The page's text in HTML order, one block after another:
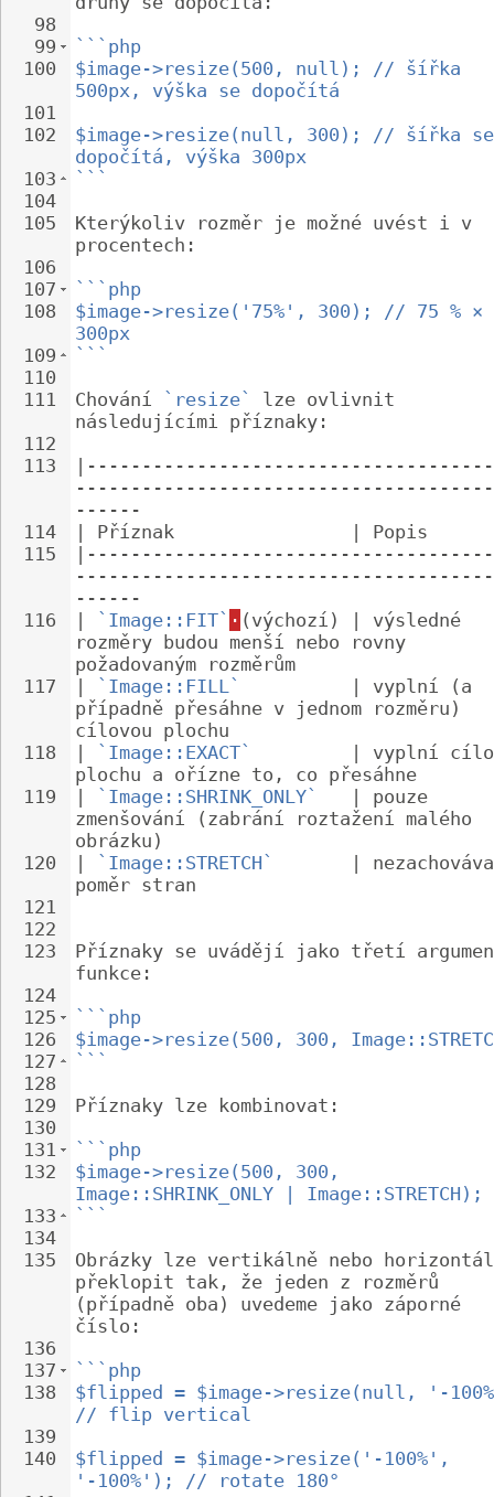
98
99
100
101
102
103
104
105
106
107
108
109
110
111
112
113
114
115
116
117
118
119
120
121
122
123
124
125
126
127
128
129
130
131
132
133
134
135
136
137
138
139
140
```php
$image->resize(500, null); // šířka
500px, výška se dopočítá
$image->resize(null, 300); // šířka
dopočítá, výška 300px
```
Kterýkoliv rozměr je možné uvést i v
procentech:
```php
$image->resize('75%', 300); // 75 % ×
300px
```
Chování
`resize`
lze ovlivnit
následujícími příznaky:
------
| Příznak                | Popis
------
`Image::FIT` · (výchozí) | výsledné
rozměry budou menší nebo rovny
požadovaným rozměrům
`Image::FILL`
          | vyplní (a
případně přesáhne v jednom rozměru)
cílovou plochu
`Image::EXACT`
| vyplní
plochu a ořízne to, co přesáhne
`Image::SHRINK_ONLY`
   | pouze
zmenšování (zabrání roztažení malého
obrázku)
`Image::STRETCH`
|
poměr stran
Příznaky se uvádějí jako třetí
funkce:
```php
$image->resize(500, 300,
```
Příznaky lze kombinovat:
```php
$image->resize(500, 300,
Image::SHRINK_ONLY | Image::STRETCH);
```
Obrázky lze vertikálně nebo
překlopit tak, že jeden z rozměrů
(případně oba) uvedeme jako záporné
číslo:
```php
$flipped = $image->resize(null, '-
// flip vertical
$flipped = $image->resize('-100%',
'-100%'); // rotate 180°